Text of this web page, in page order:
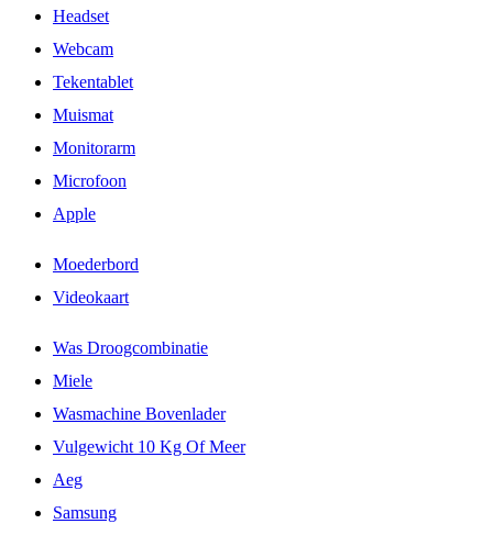
Headset
Webcam
Tekentablet
Muismat
Monitorarm
Microfoon
Apple
Moederbord
Videokaart
Was Droogcombinatie
Miele
Wasmachine Bovenlader
Vulgewicht 10 Kg Of Meer
Aeg
Samsung